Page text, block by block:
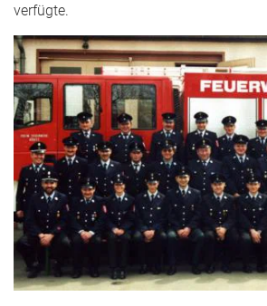
verfügte.